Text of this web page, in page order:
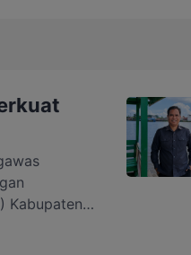
Kabupaten
Tahun 2026.